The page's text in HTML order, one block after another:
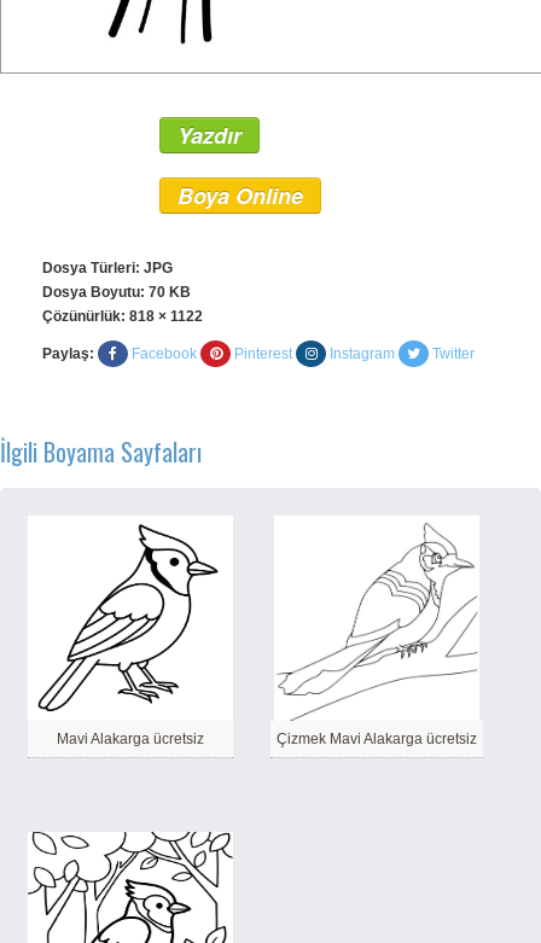
Yazdır
Boya Online
Dosya Türleri: JPG
Dosya Boyutu: 70 KB
Çözünürlük: 818 × 1122
Paylaş: Facebook Pinterest Instagram Twitter
İlgili Boyama Sayfaları
Mavi Alakarga ücretsiz Çizmek Mavi Alakarga ücretsiz